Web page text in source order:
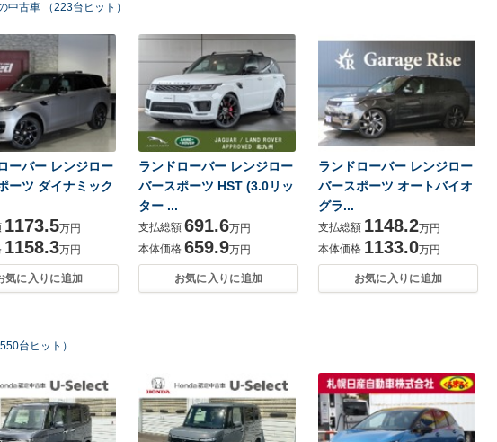
中古車 （223台ヒット）
ーバー レンジロー
ーツ ダイナミック
1173.5万円
1158.3万円
気に入りに追加
ランドローバー レンジロー
バースポーツ HST (3.0リッ
ター ...
支払総額 691.6万円
本体価格 659.9万円
お気に入りに追加
ランドローバー レンジロー
バースポーツ オートバイオ
グラ...
支払総額 1148.2万円
本体価格 1133.0万円
お気に入りに追加
台ヒット）